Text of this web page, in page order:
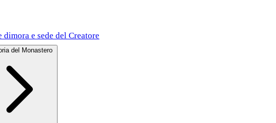
dimora e sede del Creatore